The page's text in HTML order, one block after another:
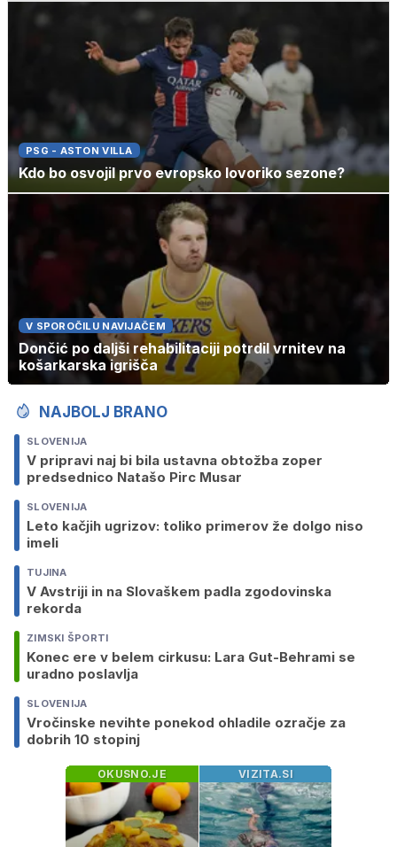
PSG - ASTON VILLA
Kdo bo osvojil prvo evropsko lovoriko sezone?
V SPOROČILU NAVIJAČEM
Dončić po daljši rehabilitaciji potrdil vrnitev na
košarkarska igrišča
NAJBOLJ BRANO
SLOVENIJA
V pripravi naj bi bila ustavna obtožba zoper
predsednico Natašo Pirc Musar
SLOVENIJA
Leto kačjih ugrizov: toliko primerov že dolgo niso
imeli
TUJINA
V Avstriji in na Slovaškem padla zgodovinska
rekorda
ZIMSKI ŠPORTI
Konec ere v belem cirkusu: Lara Gut-Behrami se
uradno poslavlja
SLOVENIJA
Vročinske nevihte ponekod ohladile ozračje za
dobrih 10 stopinj
OKUSNO.JE VIZITA.SI